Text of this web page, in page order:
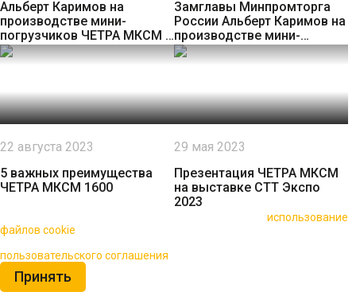
Альберт Каримов на
производстве мини-
погрузчиков ЧЕТРА МКСМ в
ОСП "ПК "ПРОМТРАКТОР"
Замглавы Минпромторга
России Альберт Каримов на
производстве мини-
погрузчиков ЧЕТРА МКСМ |
Саранск
22 августа 2023
5 важных преимущества
ЧЕТРА МКСМ 1600
29 мая 2023
Презентация ЧЕТРА МКСМ
на выставке СТТ Экспо
2023
использование
файлов cookie
пользовательского соглашения
Принять